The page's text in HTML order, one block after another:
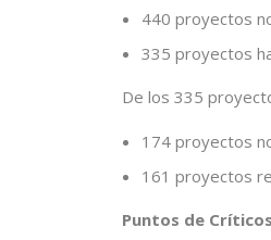
440 proyectos
335 proyectos
De los 335
174 proyectos
161 proyectos
Puntos de